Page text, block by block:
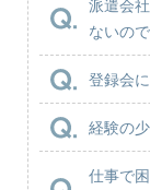
派遣会
ないの
登録会
経験の
仕事で